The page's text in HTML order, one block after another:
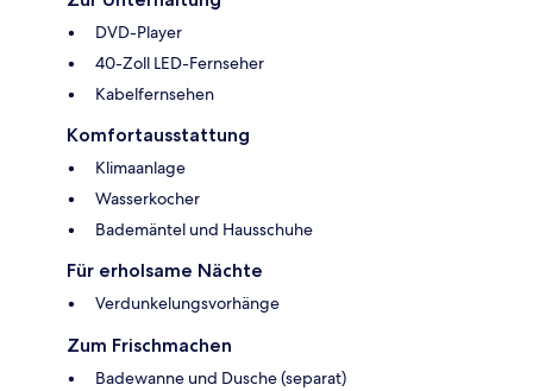
DVD-Player
40-Zoll LED-Fernseher
Kabelfernsehen
Komfortausstattung
Klimaanlage
Wasserkocher
Bademäntel und Hausschuhe
Für erholsame Nächte
Verdunkelungsvorhänge
Zum Frischmachen
Badewanne und Dusche (separat)